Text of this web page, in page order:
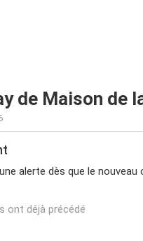
de Maison de
alerte dès que le
ont déjà précédé